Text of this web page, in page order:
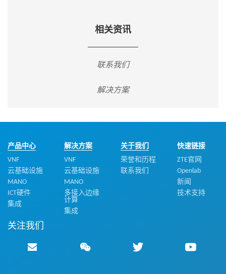
相关资讯
联系我们
解决方案
产品中心
VNF
云基础设施
MANO
ICT硬件
集成
解决方案
VNF
云基础设施
MANO
多接入边缘
计算
集成
关于我们
荣誉和历程
联系我们
快速链接
ZTE官网
Openlab
新闻
技术支持
关注我们